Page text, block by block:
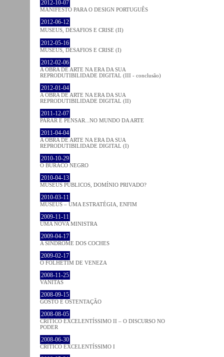
2012-10-07
MANIFESTO PARA O DESIGN PORTUGUÊS
2012-06-12
MUSEUS, DESAFIOS E CRISE (II)
2012-05-16
MUSEUS, DESAFIOS E CRISE (I)
2012-02-06
A OBRA DE ARTE NA ERA DA SUA
REPRODUTIBILIDADE DIGITAL (III - conclusão)
2012-01-04
A OBRA DE ARTE NA ERA DA SUA
REPRODUTIBILIDADE DIGITAL (II)
2011-12-07
PARAR E PENSAR...NO MUNDO DA ARTE
2011-04-04
A OBRA DE ARTE NA ERA DA SUA
REPRODUTIBILIDADE DIGITAL (I)
2010-10-29
O BURACO NEGRO
2010-04-13
MUSEUS PÚBLICOS, DOMÍNIO PRIVADO?
2010-03-11
MUSEUS – UMA ESTRATÉGIA, ENFIM
2009-11-11
UMA NOVA MINISTRA
2009-04-17
A SÍNDROME DOS COCHES
2009-02-17
O FOLHETIM DE VENEZA
2008-11-25
VANITAS
2008-09-15
GOSTO E OSTENTAÇÃO
2008-08-05
CRÍTICO EXCELENTÍSSIMO II – O DISCURSO NO
PODER
2008-06-30
CRÍTICO EXCELENTÍSSIMO I